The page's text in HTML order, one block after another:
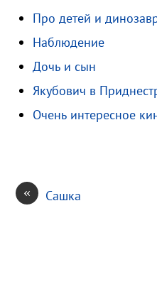
m
a
s
s
n
R
u
п
р
а
в
Про детей и
Наблюдение
Дочь и сын
Якубович в
Очень интересное
« Сашка